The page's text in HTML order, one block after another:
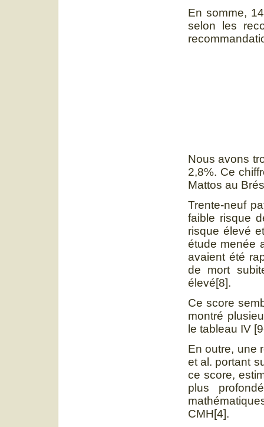
En somme,
selon les
Nous avons
2,8%. Ce
Mattos au
Trente-neuf
faible risque
risque élevé
étude menée
avaient été
de mort
élevé[8].
Ce score
montré
le tableau IV
En outre, une
et al. portant
ce score,
plus
CMH[4].